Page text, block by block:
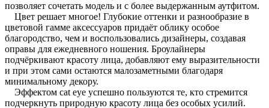
позволяет сочетать модель и с более выдержанным аутфитом.
Цвет решает многое! Глубокие оттенки и разнообразие в
цветовой гамме аксессуаров придаёт облику особое
благородство, чем и воспользовались дизайнеры, создавая
оправы для ежедневного ношения. Броулайнеры
подчёркивают красоту лица, добавляют ему выразительности
и при этом сами остаются малозаметными благодаря
минимальному декору.
Эффектом cat eye успешно пользуются те, кто стремится
подчеркнуть природную красоту лица без особых усилий.